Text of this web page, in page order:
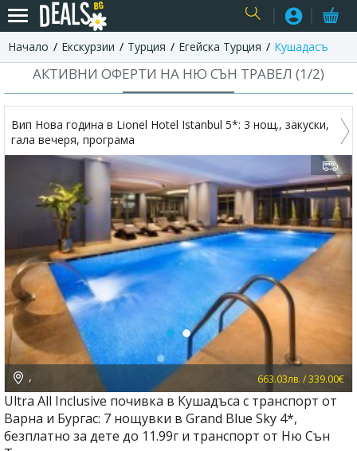
USER
Начало Екскурзии Турция Егейска Турция Кушадасъ
АКТИВНИ ОФЕРТИ НА НЮ СЪН ТРАВЕЛ (1/2)
Вип Нова година в Lionel Hotel Istanbul 5*: 3 нощ., закуски,
гала вечеря, програма
, 663.03лв. / 339.00€
Ultra All Inclusive почивка в Кушадъса с транспорт от
Варна и Бургас: 7 нощувки в Grand Blue Sky 4*,
безплатно за дете до 11.99г и транспорт от Ню Сън